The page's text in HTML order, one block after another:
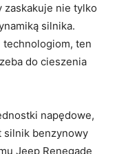
zaskakuje nie tylko
silnika.
ten
do⁤ cieszenia⁢
napędowe,
silnik​ benzynowy
Jeep Renegade